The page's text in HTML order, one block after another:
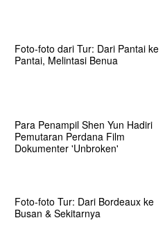
Foto-foto dari Tur: Dari Pantai ke
Pantai, Melintasi Benua
Para Penampil Shen Yun Hadiri
Pemutaran Perdana Film
Dokumenter 'Unbroken'
Foto-foto Tur: Dari Bordeaux ke
Busan & Sekitarnya